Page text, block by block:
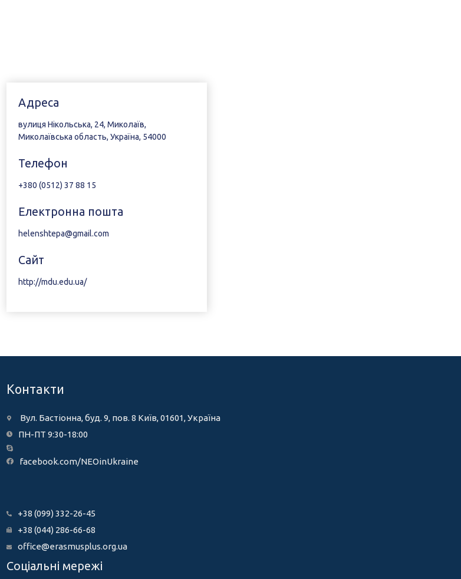
Адреса
вулиця Нікольська, 24, Миколаїв,
Миколаївська область, Україна, 54000
Телефон
+380 (0512) 37 88 15
Електронна пошта
helenshtepa@gmail.com
Сайт
http://mdu.edu.ua/
Контакти
Вул. Бастіонна, буд. 9, пов. 8 Київ, 01601, Україна
ПН-ПТ 9:30-18:00
facebook.com/NEOinUkraine
+38 (099) 332-26-45
+38 (044) 286-66-68
office@erasmusplus.org.ua
Соціальні мережі